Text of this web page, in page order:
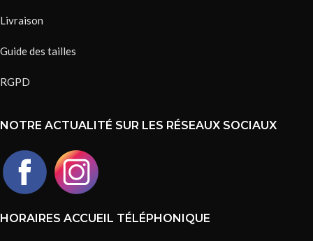
Livraison
Guide des tailles
RGPD
NOTRE ACTUALITÉ SUR LES RÉSEAUX SOCIAUX
HORAIRES ACCUEIL TÉLÉPHONIQUE